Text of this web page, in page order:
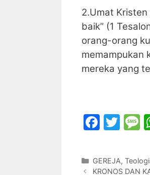
2.Umat
baik” (1
orang-orang
memampukan
mereka yang
F
c
e
T
itt
er s
Categories
GEREJA,
KRONOS DAN